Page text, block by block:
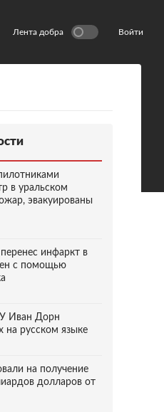
Лента добра Войти
в уральском
эвакуированы
инфаркт в
с помощью
Иван Дорн
на русском языке
на получение
долларов от